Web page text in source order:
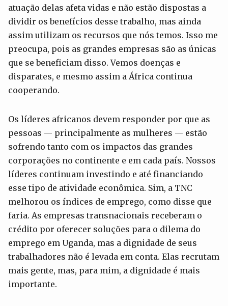
atuação delas afeta vidas e não estão dispostas a
dividir os benefícios desse trabalho, mas ainda
assim utilizam os recursos que nós temos. Isso me
preocupa, pois as grandes empresas são as únicas
que se beneficiam disso. Vemos doenças e
disparates, e mesmo assim a África continua
cooperando.
Os líderes africanos devem responder por que as
pessoas — principalmente as mulheres — estão
sofrendo tanto com os impactos das grandes
corporações no continente e em cada país. Nossos
líderes continuam investindo e até financiando
esse tipo de atividade econômica. Sim, a TNC
melhorou os índices de emprego, como disse que
faria. As empresas transnacionais receberam o
crédito por oferecer soluções para o dilema do
emprego em Uganda, mas a dignidade de seus
trabalhadores não é levada em conta. Elas recrutam
mais gente, mas, para mim, a dignidade é mais
importante.